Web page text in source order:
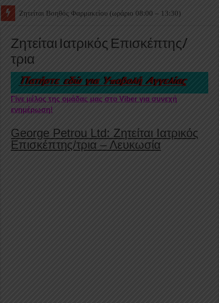
Ζητείται Βοηθός Θαλάμου
Ζητείται Ιατρικός Επισκέπτης/
τρια
Γίνε μέλος της ομάδας μας στο Viber για συνεχή
ενημέρωση!
George Petrou Ltd: Ζητείται Ιατρικός
Επισκέπτης/τρια – Λευκωσία